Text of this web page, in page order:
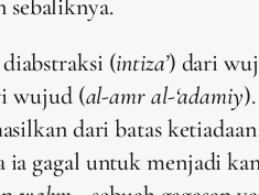
sebaliknya.
(intiza’) dari
wujud (al-amr al-‘adamiy
dari batas
ia gagal untuk menjadi